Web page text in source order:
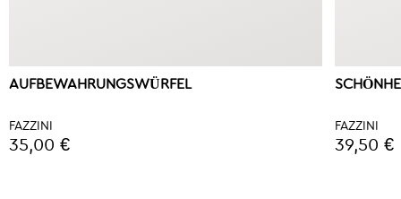
AUFBEWAHRUNGSWÜRFEL
FAZZINI
35,00 €
FAZZINI
39,50 €